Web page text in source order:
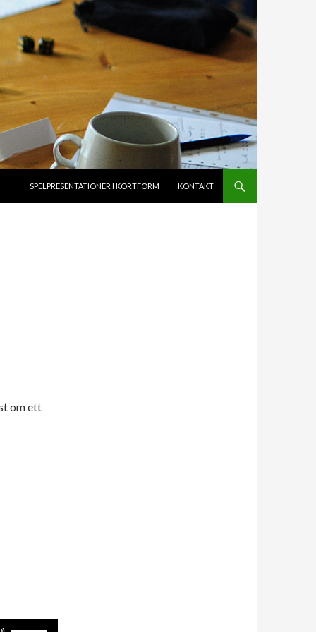
SPELPRESENTATIONER I KORTFORM
KONTAKT
om ett